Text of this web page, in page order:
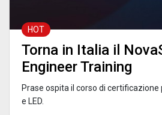
HOT
Torna in Italia il
Engineer Training
Prase ospita il corso di
e LED.